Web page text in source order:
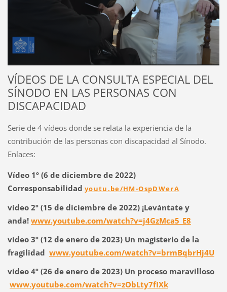
VÍDEOS DE LA CONSULTA ESPECIAL DEL
SÍNODO EN LAS PERSONAS CON
DISCAPACIDAD
Serie de 4 vídeos donde se relata la experiencia de la
contribución de las personas con discapacidad al Sínodo.
Enlaces:
Vídeo 1º (6 de diciembre de 2022)
Corresponsabilidad youtu.be/HM-OspDWerA
vídeo 2º (15 de diciembre de 2022) ¡Levántate y
anda! www.youtube.com/watch?v=j4GzMca5_E8
vídeo 3º (12 de enero de 2023) Un magisterio de la
fragilidad www.youtube.com/watch?v=brmBqbrHj4U
vídeo 4º (26 de enero de 2023) Un proceso maravilloso
www.youtube.com/watch?v=zObLty7fIXk